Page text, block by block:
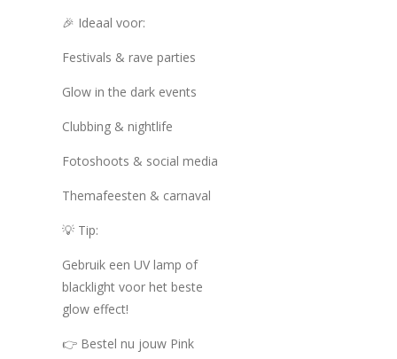
🎉 Ideaal voor:
Festivals & rave parties
Glow in the dark events
Clubbing & nightlife
Fotoshoots & social media
Themafeesten & carnaval
💡 Tip:
Gebruik een UV lamp of
blacklight voor het beste
glow effect!
👉 Bestel nu jouw Pink